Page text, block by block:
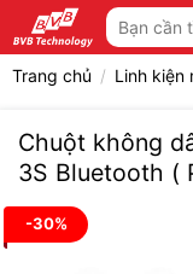
qua
nội
Tìm
kiếm:
Trang chủ / Linh kiện
Chuột không
3S Bluetooth (
-30%